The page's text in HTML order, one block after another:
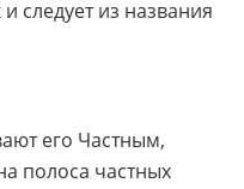
следует из названия
его Частным,
полоса частных